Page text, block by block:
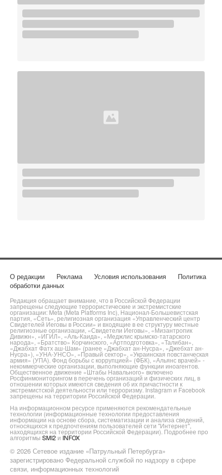
О редакции Реклама Условия использования
Политика
обработки данных
Редакция обращает внимание, что в Российской Федерации
запрещены следующие террористические и экстремистские
организации: Meta (Meta Platforms Inc), Национал-Большевистская
партия, «Сеть», религиозная организация «Управленческий центр
Свидетелей Иеговы в России» и входящие в ее структуру местные
религиозные организации, «Свидетели Иеговы», «Мизантропик
Дивижн», «ИГИЛ», «Аль-Каида», «Меджлис крымско-татарского
народа», «Братство» Корчинского, «Артподготовка», «Талибан»,
«Джабхат Фатх аш-Шам» (ранее «Джабхат ан-Нусра», «Джебхат ан-
Нусра»), «УНА-УНСО», «Правый сектор», «Украинская повстанческая
армия» (УПА). Фонд борьбы с коррупцией» (ФБК), «Альянс врачей» -
некоммерческие организации, выполняющие функции иноагентов.
Общественное движение «Штабы Навального» включено
Росфинмониторингом в перечень организаций и физических лиц, в
отношении которых имеются сведения об их причастности к
экстремистской деятельности или терроризму. Instagram и Facebook
запрещены на территории Российской Федерации.
На информационном ресурсе применяются рекомендательные
технологии (информационные технологии предоставления
информации на основе сбора, систематизации и анализа сведений,
относящихся к предпочтениям пользователей сети "Интернет",
находящихся на территории Российской Федерации). Подробнее про
алгоритмы SMI2 и INFOX
© 2026 Сетевое издание «Патрульный Петербурга»
зарегистрировано Федеральной службой по надзору в сфере
связи, информационных технологий